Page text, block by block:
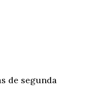
de segunda